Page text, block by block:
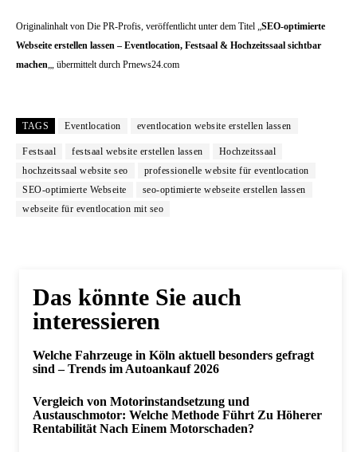
Originalinhalt von Die PR-Profis, veröffentlicht unter dem Titel „SEO-optimierte
Webseite erstellen lassen – Eventlocation, Festsaal & Hochzeitssaal sichtbar
machen„, übermittelt durch Prnews24.com
TAGS Eventlocation eventlocation website erstellen lassen
Festsaal festsaal website erstellen lassen
Hochzeitssaal
hochzeitssaal website seo
professionelle website für eventlocation
SEO-optimierte Webseite
seo-optimierte webseite erstellen lassen
webseite für eventlocation mit seo
Das könnte Sie auch
interessieren
Welche Fahrzeuge in Köln aktuell besonders gefragt
sind – Trends im Autoankauf 2026
Vergleich von Motorinstandsetzung und
Austauschmotor: Welche Methode Führt Zu Höherer
Rentabilität Nach Einem Motorschaden?